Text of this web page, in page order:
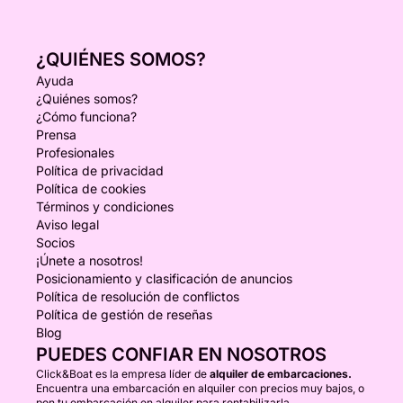
¿QUIÉNES SOMOS?
Ayuda
¿Quiénes somos?
¿Cómo funciona?
Prensa
Profesionales
Política de privacidad
Política de cookies
Términos y condiciones
Aviso legal
Socios
¡Únete a nosotros!
Posicionamiento y clasificación de anuncios
Política de resolución de conflictos
Política de gestión de reseñas
Blog
PUEDES CONFIAR EN NOSOTROS
Click&Boat es la empresa líder de alquiler de embarcaciones.
Encuentra una embarcación en alquiler con precios muy bajos, o